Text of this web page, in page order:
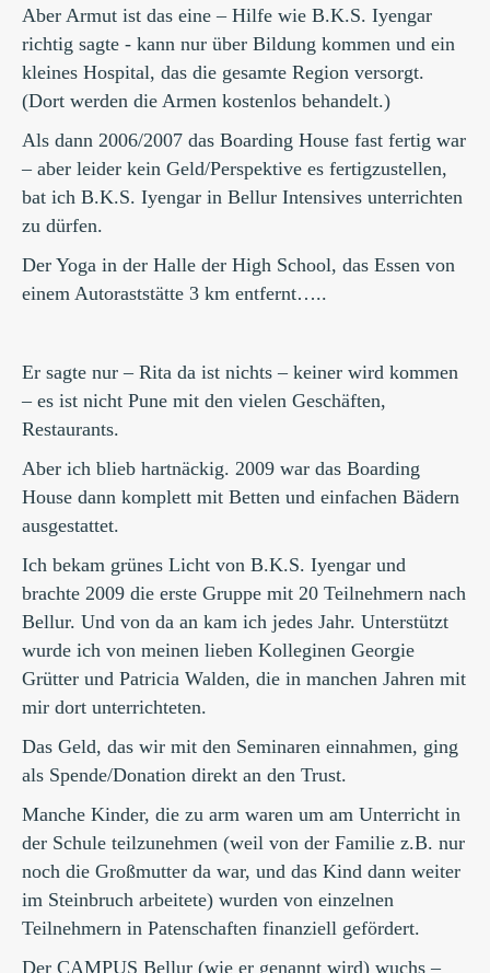
Aber Armut ist das eine – Hilfe wie B.K.S. Iyengar
richtig sagte - kann nur über Bildung kommen und ein
kleines Hospital, das die gesamte Region versorgt.
(Dort werden die Armen kostenlos behandelt.)
Als dann 2006/2007 das Boarding House fast fertig war
– aber leider kein Geld/Perspektive es fertigzustellen,
bat ich B.K.S. Iyengar in Bellur Intensives unterrichten
zu dürfen.
Der Yoga in der Halle der High School, das Essen von
einem Autoraststätte 3 km entfernt…..
Er sagte nur – Rita da ist nichts – keiner wird kommen
– es ist nicht Pune mit den vielen Geschäften,
Restaurants.
Aber ich blieb hartnäckig. 2009 war das Boarding
House dann komplett mit Betten und einfachen Bädern
ausgestattet.
Ich bekam grünes Licht von B.K.S. Iyengar und
brachte 2009 die erste Gruppe mit 20 Teilnehmern nach
Bellur. Und von da an kam ich jedes Jahr. Unterstützt
wurde ich von meinen lieben Kolleginen Georgie
Grütter und Patricia Walden, die in manchen Jahren mit
mir dort unterrichteten.
Das Geld, das wir mit den Seminaren einnahmen, ging
als Spende/Donation direkt an den Trust.
Manche Kinder, die zu arm waren um am Unterricht in
der Schule teilzunehmen (weil von der Familie z.B. nur
noch die Großmutter da war, und das Kind dann weiter
im Steinbruch arbeitete) wurden von einzelnen
Teilnehmern in Patenschaften finanziell gefördert.
Der CAMPUS Bellur (wie er genannt wird) wuchs –